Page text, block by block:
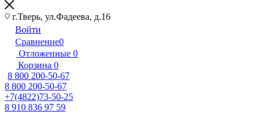
г.Тверь, ул.Фадеева, д.16
Войти
Сравнение0
Отложенные 0
Корзина 0
8 800 200-50-67
8 800 200-50-67
+7(4822)73-50-25
8 910 836 97 59